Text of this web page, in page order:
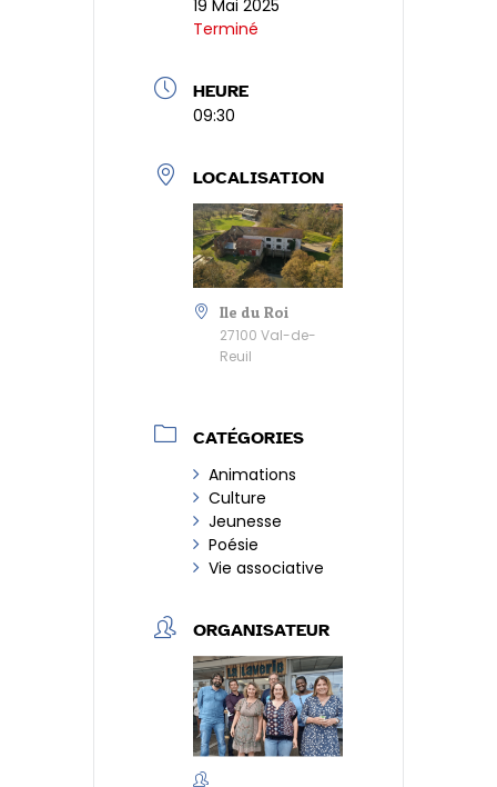
19 Mai 2025
Terminé
HEURE
09:30
LOCALISATION
Ile du Roi
27100 Val-de-
Reuil
CATÉGORIES
Animations
Culture
Jeunesse
Poésie
Vie associative
ORGANISATEUR